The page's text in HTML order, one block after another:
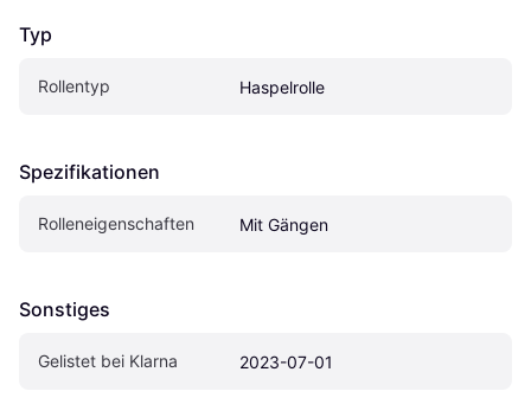
Typ
Rollentyp Haspelrolle
Spezifikationen
Rolleneigenschaften Mit Gängen
Sonstiges
Gelistet bei Klarna 2023-07-01